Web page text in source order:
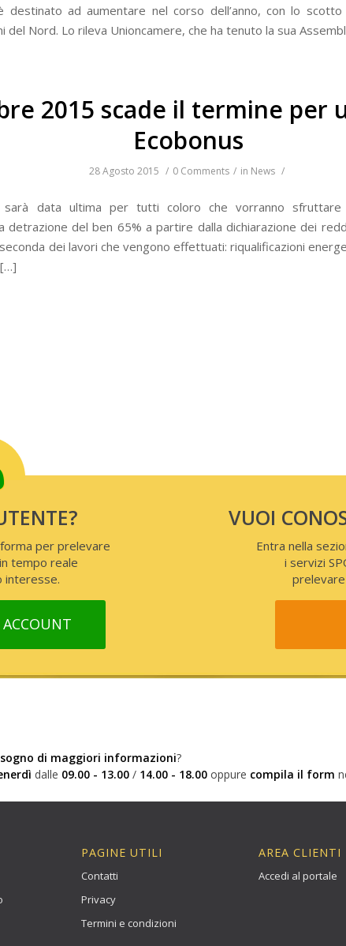
destinato ad aumentare nel corso dell’anno, con lo
Nord. Lo rileva Unioncamere, che ha tenuto la sua
2015 scade il termine per
Ecobonus
28 Agosto 2015 / 0 Comments / in News /
data ultima per tutti coloro che vorranno
detrazione del ben 65% a partire dalla dichiarazione dei
dei lavori che vengono effettuati: riqualificazioni
per prelevare
tempo reale
interesse.
VUOI
Entra nella
i servizi
di maggiori informazioni?
dalle 09.00 - 13.00 / 14.00 - 18.00 oppure compila il form
PAGINE UTILI
Contatti
Privacy
Termini e condizioni
AREA CLIENTI
Accedi al portale